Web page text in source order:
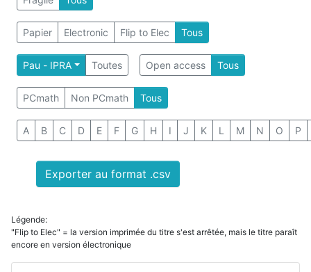
Papier Electronic Flip to Elec Tous
Pau - IPRA Toutes Open access Tous
PCmath Non PCmath Tous
A B C D E F G H I J K L M N O P
Exporter au format .csv
Légende:
"Flip to Elec" = la version imprimée du titre s'est arrêtée, mais le titre paraît
encore en version électronique